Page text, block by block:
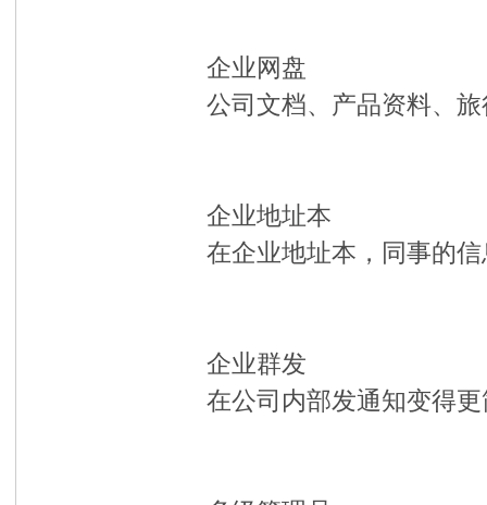
企业网盘
公司文档、产品资料、
企业地址本
在企业地址本，同事的
企业群发
在公司内部发通知变得